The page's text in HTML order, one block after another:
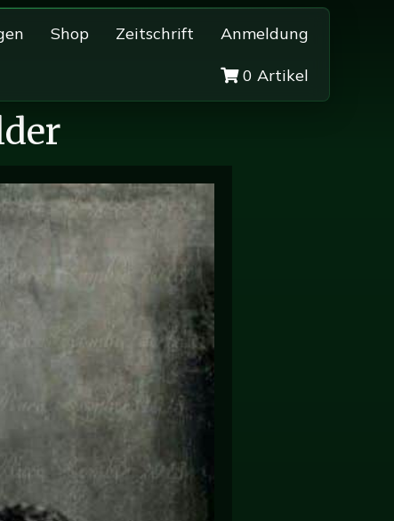
Shop Zeitschrift Anmeldung
0 Artikel